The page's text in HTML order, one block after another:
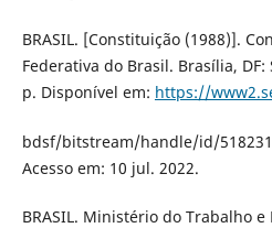
BRASIL. [Constituição (1988)].
Federativa do Brasil. Brasília, DF:
p. Disponível em: https://
bdsf/bitstream/handle/id/518231/
Acesso em: 10 jul. 2022.
BRASIL. Ministério do Trabalho